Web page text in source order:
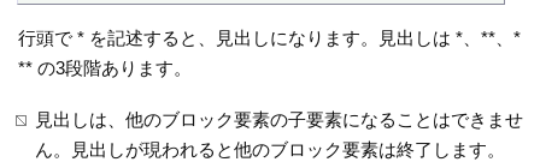
行頭で * を記述すると、見出しになります。見出しは *、**、*
** の3段階あります。
見出しは、他のブロック要素の子要素になることはできませ
ん。見出しが現われると他のブロック要素は終了します。